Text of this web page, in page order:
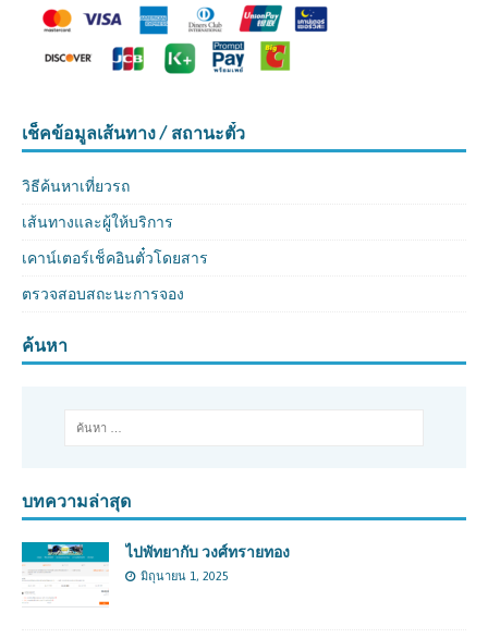
เช็คข้อมูลเส้นทาง / สถานะตั๋ว
วิธีค้นหาเที่ยวรถ
เส้นทางและผู้ให้บริการ
เคาน์เตอร์เช็คอินตั๋วโดยสาร
ตรวจสอบสถะนะการจอง
ค้นหา
บทความล่าสุด
ไปพัทยากับ วงศ์ทรายทอง
มิถุนายน 1, 2025